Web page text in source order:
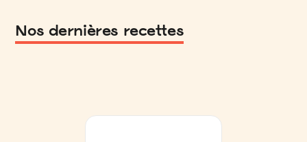
Nos dernières recettes